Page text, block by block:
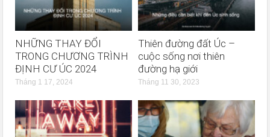
NHỮNG THAY ĐỔI
TRONG CHƯƠNG TRÌNH
ĐỊNH CƯ ÚC 2024
Tháng 1 17, 2024
Thiên đường đất Úc –
cuộc sống nơi thiên
đường hạ giới
Tháng 11 30, 2023